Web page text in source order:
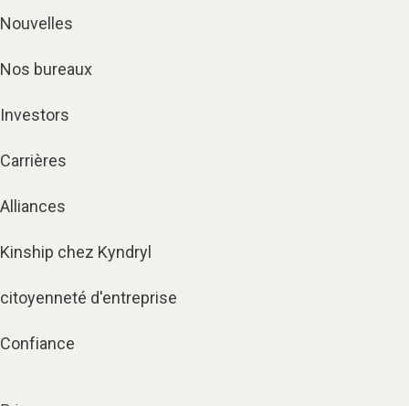
Nouvelles
Nos bureaux
Investors
Carrières
Alliances
Kinship chez Kyndryl
citoyenneté d'entreprise
Confiance